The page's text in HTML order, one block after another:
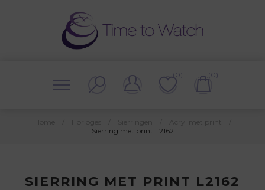
(0) (0)
Sierring met print L2162
SIERRING MET PRINT L2162